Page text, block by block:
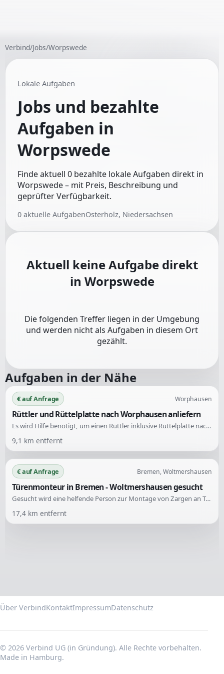
Verbind/Jobs/Worpswede
Lokale Aufgaben
Jobs und bezahlte
Aufgaben in
Worpswede
Finde aktuell 0 bezahlte lokale Aufgaben direkt in
Worpswede – mit Preis, Beschreibung und
geprüfter Verfügbarkeit.
0 aktuelle AufgabenOsterholz, Niedersachsen
Aktuell keine Aufgabe direkt
in Worpswede
Die folgenden Treffer liegen in der Umgebung
und werden nicht als Aufgaben in diesem Ort
gezählt.
Aufgaben in der Nähe
€ auf Anfrage Worphausen
Rüttler und Rüttelplatte nach Worphausen anliefern
Es wird Hilfe benötigt, um einen Rüttler inklusive Rüttelplatte nach Worphausen zu liefern und nach der Nutzung wieder abzuholen. Der Transport sollte möglichst kurzfristig erfolgen.
9,1 km entfernt
€ auf Anfrage Bremen, Woltmershausen
Türenmonteur in Bremen - Woltmershausen gesucht
Gesucht wird eine helfende Person zur Montage von Zargen an Türen. Die Unterstützung wird im Raum Bremen - Woltmershausen benötigt.
17,4 km entfernt
Über VerbindKontaktImpressumDatenschutz
© 2026 Verbind UG (in Gründung). Alle Rechte vorbehalten.
Made in Hamburg.